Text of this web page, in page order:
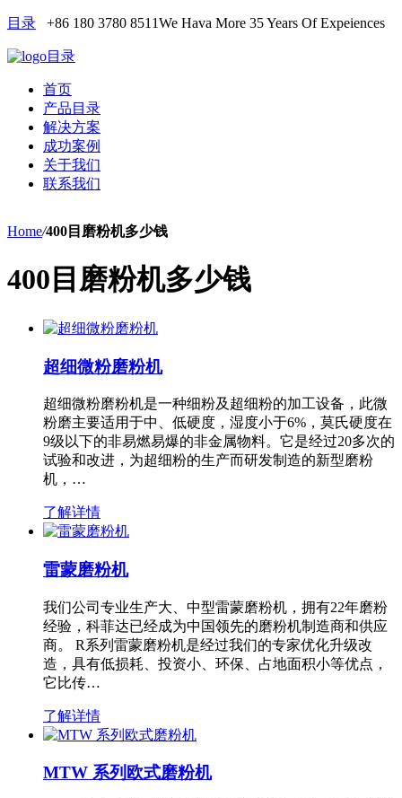
目录 +86 180 3780 8511We Hava More 35 Years Of Expeiences
目录
首页
产品目录
解决方案
成功案例
关于我们
联系我们
Home/400目磨粉机多少钱
400目磨粉机多少钱
超细微粉磨粉机
超细微粉磨粉机是一种细粉及超细粉的加工设备，此微
粉磨主要适用于中、低硬度，湿度小于6%，莫氏硬度在
9级以下的非易燃易爆的非金属物料。它是经过20多次的
试验和改进，为超细粉的生产而研发制造的新型磨粉
机，…
了解详情
雷蒙磨粉机
我们公司专业生产大、中型雷蒙磨粉机，拥有22年磨粉
经验，科菲达已经成为中国领先的磨粉机制造商和供应
商。 R系列雷蒙磨粉机是经过我们的专家优化升级改
造，具有低损耗、投资小、环保、占地面积小等优点，
它比传…
了解详情
MTW 系列欧式磨粉机